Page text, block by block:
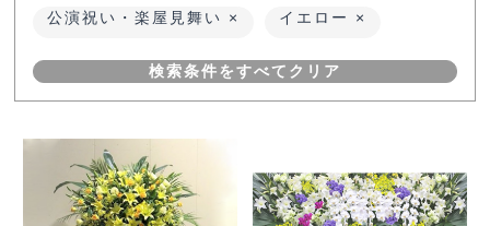
公演祝い・楽屋見舞い イエロー
検索条件をすべてクリア